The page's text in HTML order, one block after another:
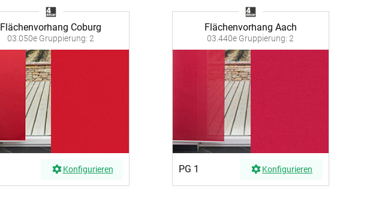
Flächenvorhang Coburg
03.050e Gruppierung: 2
Konfigurieren
Flächenvorhang Aach
03.440e Gruppierung: 2
PG 1 Konfigurieren